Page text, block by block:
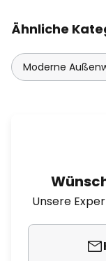
Ähnliche
Moderne
Unsere